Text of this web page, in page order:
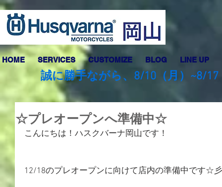
HOME SERVICES CUSTOMIZE BLOG LINE UP
誠に勝手ながら、8/10（月）~8/
☆プレオープンへ準備中☆
こんにちは！ハスクバーナ岡山です！
12/18のプレオープンに向けて店内の準備中です☆彡